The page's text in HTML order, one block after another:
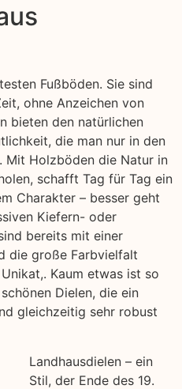
Fußböden. Sie sind
ohne Anzeichen von
bieten den natürlichen
die man nur in den
Mit Holzböden die Natur in
schafft Tag für Tag ein
Charakter – besser geht
Kiefern- oder
bereits mit einer
die große Farbvielfalt
Kaum etwas ist so
Dielen, die ein
gleichzeitig sehr robust
Landhausdielen – ein
Stil, der Ende des 19.